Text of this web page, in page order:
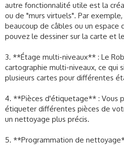
autre fonctionnalité utile est la
ou de "murs virtuels". Par
beaucoup de câbles ou un espace
pouvez le dessiner sur la carte et
3. **Étage multi-niveaux** : Le
cartographie multi-niveaux, ce qui
plusieurs cartes pour différentes
4. **Pièces d'étiquetage** : Vous
étiqueter différentes pièces de
un nettoyage plus précis.
5. **Programmation de